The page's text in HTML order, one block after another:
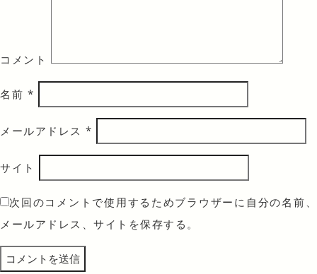
コメント
名前 *
メールアドレス *
サイト
次回のコメントで使用するためブラウザーに自分の名前、
メールアドレス、サイトを保存する。